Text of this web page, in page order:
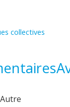
collectives